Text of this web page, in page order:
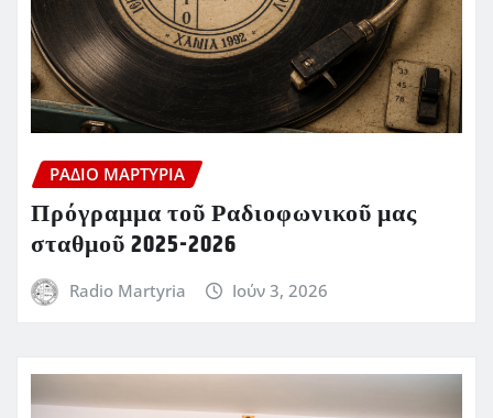
ΡΆΔΙΟ ΜΑΡΤΥΡΊΑ
Πρόγραμμα τοῦ Ραδιοφωνικοῦ μας
σταθμοῦ 2025-2026
Radio Martyria Ιούν 3, 2026